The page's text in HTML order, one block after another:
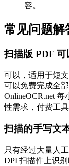
容。
常见问题解
扫描版 PDF
可以，适用于短文
可以免费完成全
OnlineOCR.net
性需求，付费工
扫描的手写文
只有经过大量人
DPI 扫描件上识